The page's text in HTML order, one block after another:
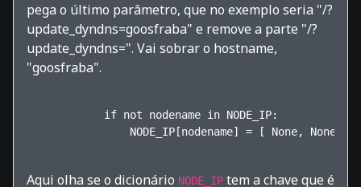
pega o último parâmetro, que no exemplo seria "/?
update_dyndns=goosfraba" e remove a parte "/?
update_dyndns=". Vai sobrar o hostname,
"goosfraba".
            if not nodename in NODE_IP:
NODE_IP[nodename] = [ None,
Aqui olha se o dicionário NODE_IP tem a chave que é